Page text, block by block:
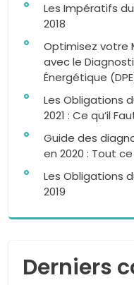
Les Impératifs
2018
Optimisez votre
avec le
Énergétique
Les Obligations
2021 : Ce qu’il
Guide des
en 2020 : Tout
Les Obligations
2019
Derniers